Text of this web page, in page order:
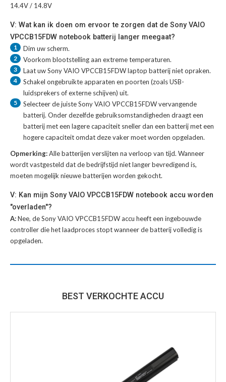
14.4V / 14.8V
V: Wat kan ik doen om ervoor te zorgen dat de Sony VAIO
VPCCB15FDW notebook batterij langer meegaat?
1 Dim uw scherm.
2 Voorkom blootstelling aan extreme temperaturen.
3 Laat uwSony VAIO VPCCB15FDW laptop batterijniet opraken.
4
Schakel ongebruikte apparaten en poorten (zoals USB-
luidsprekers of externe schijven) uit.
5 Selecteer de juisteSony VAIO VPCCB15FDW vervangende
batterij. Onder dezelfde gebruiksomstandigheden draagt een
batterij met een lagere capaciteit sneller dan een batterij met een
hogere capaciteit omdat deze vaker moet worden opgeladen.
Opmerking:Alle batterijen verslijten na verloop van tijd. Wanneer
wordt vastgesteld dat de bedrijfstijd niet langer bevredigend is,
moeten mogelijk nieuwe batterijen worden gekocht.
V: Kan mijn Sony VAIO VPCCB15FDW notebook accu worden
"overladen"?
A:Nee, de Sony VAIO VPCCB15FDW accu heeft een ingebouwde
controller die het laadproces stopt wanneer de batterij volledig is
opgeladen.
BEST VERKOCHTE ACCU